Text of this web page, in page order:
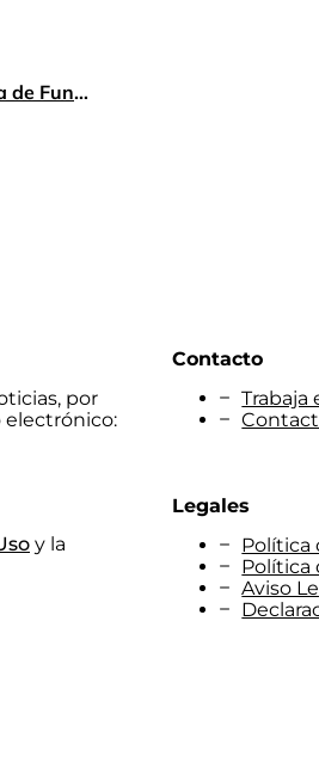
«Estamos en línea contigo» – Campaña de Fundación Manantial en Metro de Madrid
por
electrónico:
y la
Contacto
Trabaja
Legales
Política
Política
Aviso